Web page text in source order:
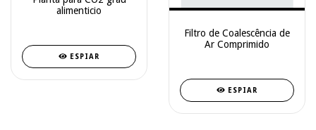
alimenticio
ESPIAR
Filtro de Coalescência de
Ar Comprimido
ESPIAR